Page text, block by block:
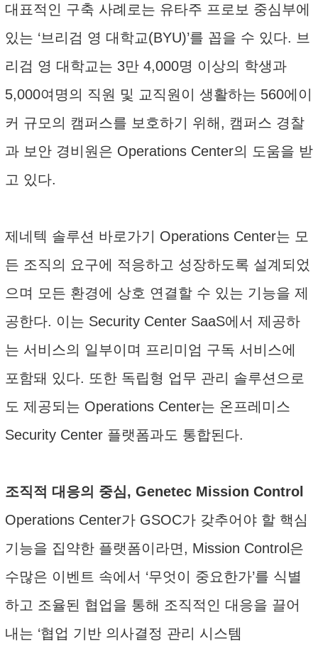
대표적인 구축 사례로는 유타주 프로보 중심부에
있는 ‘브리검 영 대학교(BYU)’를 꼽을 수 있다. 브
리검 영 대학교는 3만 4,000명 이상의 학생과
5,000여명의 직원 및 교직원이 생활하는 560에이
커 규모의 캠퍼스를 보호하기 위해, 캠퍼스 경찰
과 보안 경비원은 Operations Center의 도움을 받
고 있다.
제네텍 솔루션 바로가기 Operations Center는 모
든 조직의 요구에 적응하고 성장하도록 설계되었
으며 모든 환경에 상호 연결할 수 있는 기능을 제
공한다. 이는 Security Center SaaS에서 제공하
는 서비스의 일부이며 프리미엄 구독 서비스에
포함돼 있다. 또한 독립형 업무 관리 솔루션으로
도 제공되는 Operations Center는 온프레미스
Security Center 플랫폼과도 통합된다.
조직적 대응의 중심, Genetec Mission Control
Operations Center가 GSOC가 갖추어야 할 핵심
기능을 집약한 플랫폼이라면, Mission Control은
수많은 이벤트 속에서 ‘무엇이 중요한가’를 식별
하고 조율된 협업을 통해 조직적인 대응을 끌어
내는 ‘협업 기반 의사결정 관리 시스템